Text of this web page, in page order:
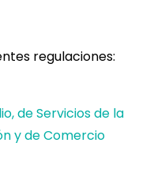
regulaciones:
de Servicios de la
y de Comercio